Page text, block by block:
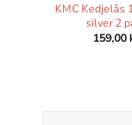
KMC Kedjelås
silver 2
159,00